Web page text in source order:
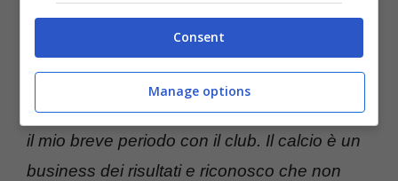
canale X, ha dichiarato: “Vorrei ringraziare
l’opportunità di gestire il Birmingham City FC
e il supporto che tutti mi hanno dato durante
il mio breve periodo con il club. Il calcio è un
business dei risultati e riconosco che non
Consent
Manage options